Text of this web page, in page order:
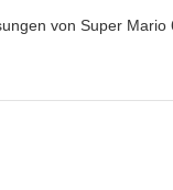
von Super